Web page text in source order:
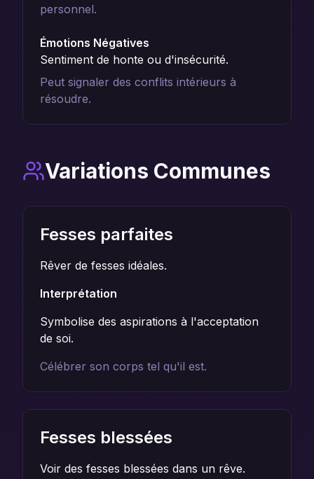
personnel.
Émotions Négatives
Sentiment de honte ou d'insécurité.
Peut signaler des conflits intérieurs à
résoudre.
Variations Communes
Fesses parfaites
Rêver de fesses idéales.
Interprétation
Symbolise des aspirations à l'acceptation
de soi.
Célébrer son corps tel qu'il est.
Fesses blessées
Voir des fesses blessées dans un rêve.